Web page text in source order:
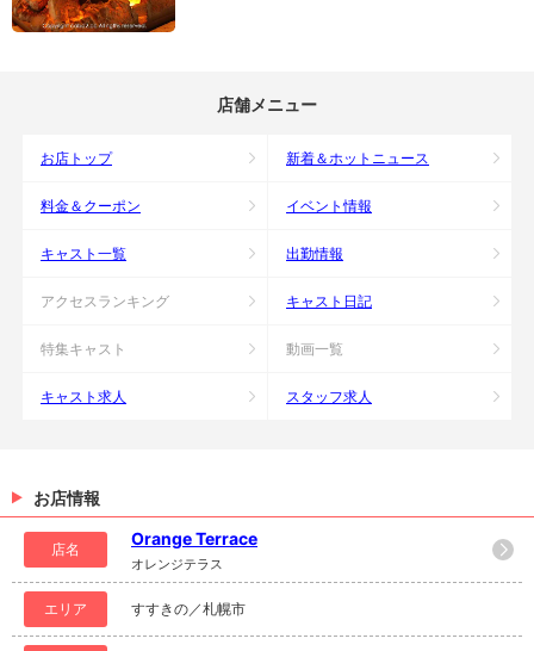
店舗メニュー
お店トップ 新着＆ホットニュース
料金＆クーポン イベント情報
キャスト一覧 出勤情報
アクセスランキング キャスト日記
特集キャスト 動画一覧
キャスト求人 スタッフ求人
お店情報
店名
Orange Terrace
オレンジテラス
エリア すすきの／札幌市